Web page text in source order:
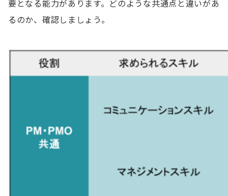
要となる能力があります。どのような共通点と違いがあ
るのか、確認しましょう。